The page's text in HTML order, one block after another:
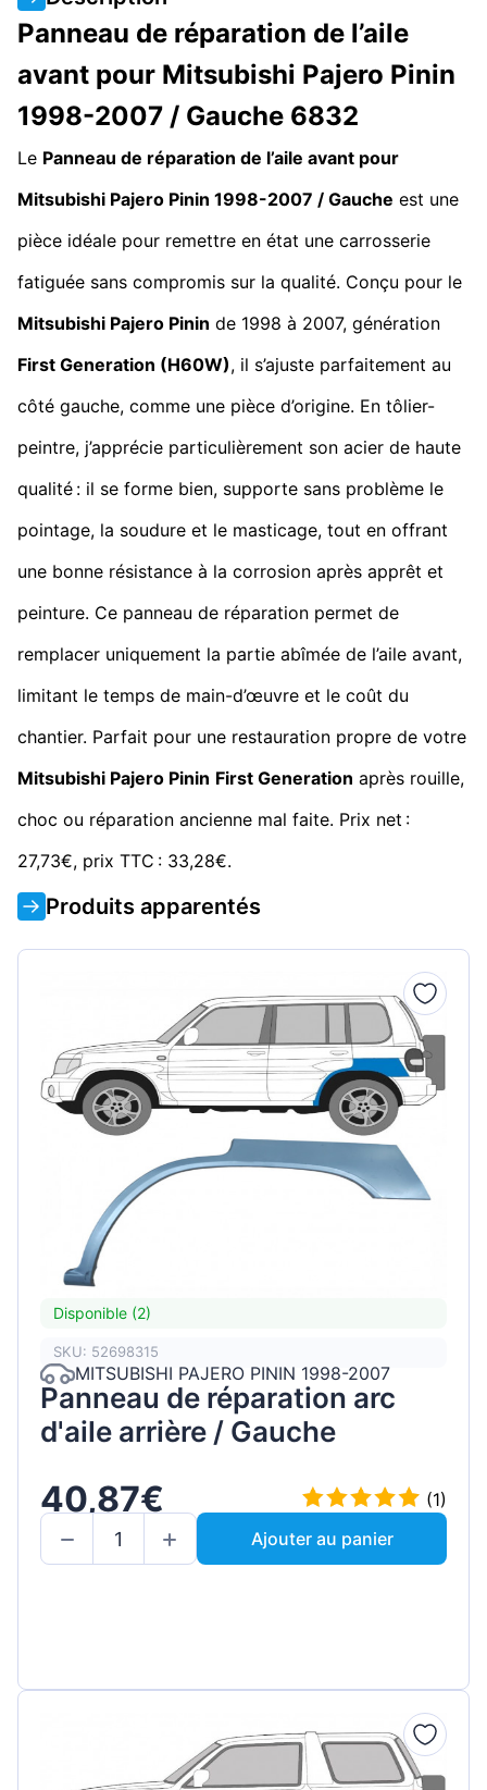
Panneau de réparation de l’aile
avant pour Mitsubishi Pajero Pinin
1998-2007 / Gauche 6832
Le Panneau de réparation de l’aile avant pour
Mitsubishi Pajero Pinin 1998-2007 / Gauche est une
pièce idéale pour remettre en état une carrosserie
fatiguée sans compromis sur la qualité. Conçu pour le
Mitsubishi Pajero Pinin de 1998 à 2007, génération
First Generation (H60W), il s’ajuste parfaitement au
côté gauche, comme une pièce d’origine. En tôlier-
peintre, j’apprécie particulièrement son acier de haute
qualité : il se forme bien, supporte sans problème le
pointage, la soudure et le masticage, tout en offrant
une bonne résistance à la corrosion après apprêt et
peinture. Ce panneau de réparation permet de
remplacer uniquement la partie abîmée de l’aile avant,
limitant le temps de main-d’œuvre et le coût du
chantier. Parfait pour une restauration propre de votre
Mitsubishi Pajero Pinin First Generation après rouille,
choc ou réparation ancienne mal faite. Prix net :
27,73€, prix TTC : 33,28€.
Produits apparentés
Disponible (2)
SKU: 52698315
MITSUBISHI PAJERO PININ 1998-2007
Panneau de réparation arc
d'aile arrière / Gauche
40,87€
(1)
Ajouter au panier